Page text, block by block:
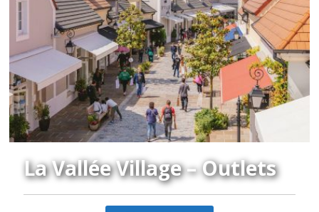
La Vallée Village – Outlets